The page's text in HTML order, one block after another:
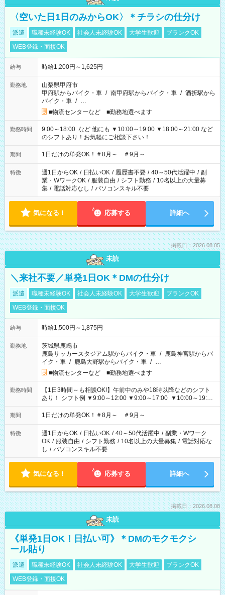
〈空いた日1日のみからOK〉＊チラシの仕分け
派遣 職種未経験OK 社会人未経験OK 大学生歓迎
ブランクOK
WEB登録・面接OK
給与 時給1,200円～1,625円
勤務地
山梨県甲府市
甲府駅からバイク・車 / 南甲府駅からバイク・車 / 酒折駅から
バイク・車 / …
■物流センターなど ■勤務地選べます
勤務時間
9:00～18:00 など 他にも ▼10:00～19:00 ▼18:00～21:00 など
のシフトあり！お気軽にご相談下さい！
期間 1日だけの単発OK！＃8月～ ＃9月～
特徴 週1日からOK / 日払いOK / 履歴書不要 / 40～50代活躍中 / 副
業・WワークOK / 服装自由 / シフト勤務 / 10名以上の大量募
集 / 電話対応なし / パソコンスキル不要
気になる！ 応募する 詳細へ
掲載日：2026.08.05
未読
＼来社不要／単発1日OK＊DMの仕分け
派遣 職種未経験OK 社会人未経験OK 大学生歓迎
ブランクOK
WEB登録・面接OK
給与 時給1,500円～1,875円
勤務地
茨城県鹿嶋市
鹿島サッカースタジアム駅からバイク・車 / 鹿島神宮駅からバ
イク・車 / 鹿島大野駅からバイク・車 / …
■物流センターなど ■勤務地選べます
勤務時間
【1日3時間～も相談OK!】午前中のみや18時以降などのシフト
あり！ シフト例 ▼9:00～12:00 ▼9:00～17:00 ▼10:00～19:00
▼18:00～21:00
期間 1日だけの単発OK！＃8月～ ＃9月～
特徴 週1日からOK / 日払いOK / 40～50代活躍中 / 副業・Wワーク
OK / 服装自由 / シフト勤務 / 10名以上の大量募集 / 電話対応な
し / パソコンスキル不要
気になる！ 応募する 詳細へ
掲載日：2026.08.08
未読
《単発1日OK！日払い可》＊DMのモクモクシ
ール貼り
派遣 職種未経験OK 社会人未経験OK 大学生歓迎
ブランクOK
WEB登録・面接OK